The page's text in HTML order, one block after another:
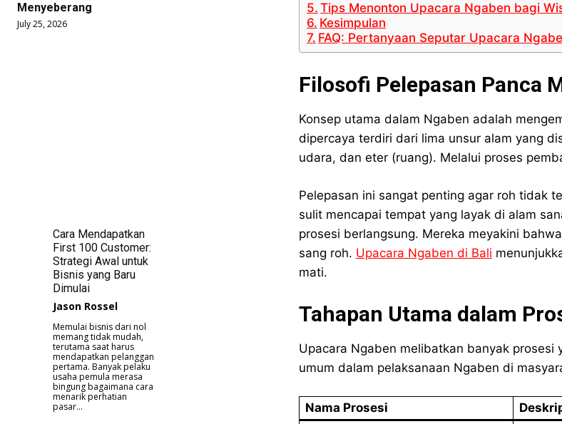
Menyeberang
July 25, 2026
Cara Mendapatkan
First 100 Customer:
Strategi Awal untuk
Bisnis yang Baru
Dimulai
Jason Rossel
Memulai bisnis dari nol
memang tidak mudah,
terutama saat harus
mendapatkan pelanggan
pertama. Banyak pelaku
usaha pemula merasa
bingung bagaimana cara
menarik perhatian
pasar...
Tips Menonton Upacara Ngaben bagi
Kesimpulan
FAQ: Pertanyaan Seputar Upacara
Filosofi Pelepasan Panca
Konsep utama dalam Ngaben adalah
dipercaya terdiri dari lima unsur alam yang
udara, dan eter (ruang). Melalui proses
Pelepasan ini sangat penting agar roh tidak
sulit mencapai tempat yang layak di alam
prosesi berlangsung. Mereka meyakini
sang roh. Upacara Ngaben di Bali
mati.
Tahapan Utama dalam
Upacara Ngaben melibatkan banyak
umum dalam pelaksanaan Ngaben di
Nama Prosesi